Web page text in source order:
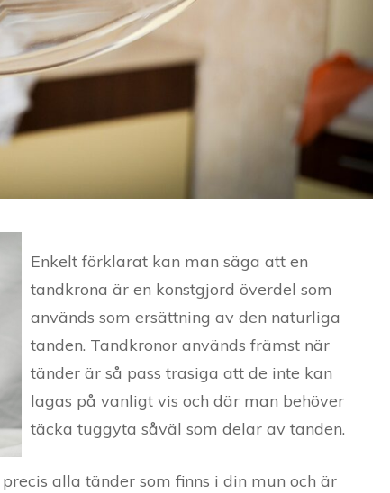
Enkelt förklarat kan man säga att en
tandkrona är en konstgjord överdel som
används som ersättning av den naturliga
tanden. Tandkronor används främst när
tänder är så pass trasiga att de inte kan
lagas på vanligt vis och där man behöver
täcka tuggyta såväl som delar av tanden.
alla tänder som finns i din mun och är